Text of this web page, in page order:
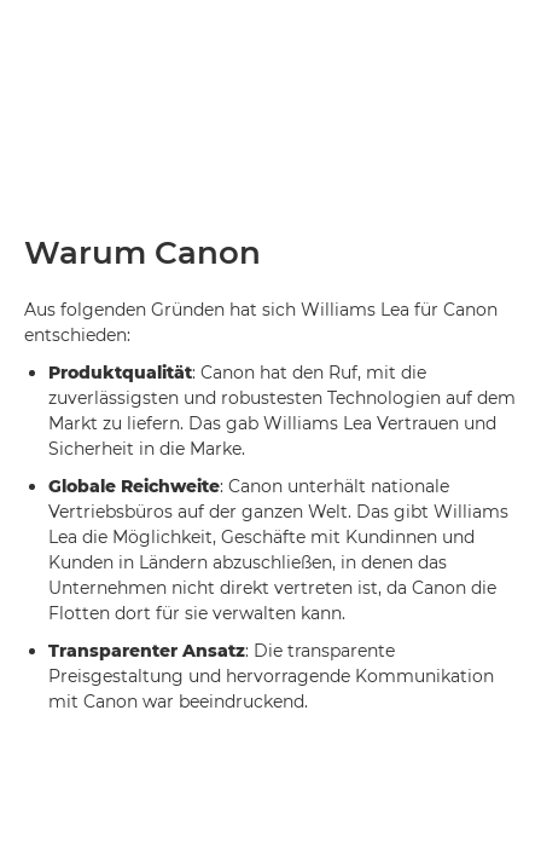
Warum Canon
Aus folgenden Gründen hat sich Williams Lea für Canon
entschieden:
Produktqualität: Canon hat den Ruf, mit die
zuverlässigsten und robustesten Technologien auf dem
Markt zu liefern. Das gab Williams Lea Vertrauen und
Sicherheit in die Marke.
Globale Reichweite: Canon unterhält nationale
Vertriebsbüros auf der ganzen Welt. Das gibt Williams
Lea die Möglichkeit, Geschäfte mit Kundinnen und
Kunden in Ländern abzuschließen, in denen das
Unternehmen nicht direkt vertreten ist, da Canon die
Flotten dort für sie verwalten kann.
Transparenter Ansatz: Die transparente
Preisgestaltung und hervorragende Kommunikation
mit Canon war beeindruckend.